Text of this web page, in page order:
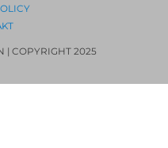
| COPYRIGHT 2025